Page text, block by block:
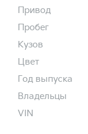
Привод
Пробег
Кузов
Цвет
Год выпуска
Владельцы
VIN